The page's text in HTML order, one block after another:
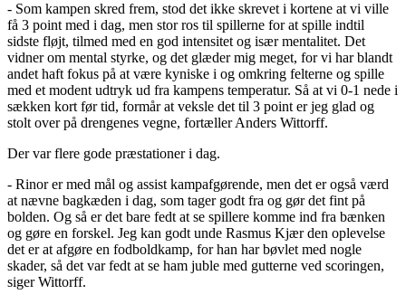
- Som kampen skred frem, stod det ikke skrevet i kortene at vi ville
få 3 point med i dag, men stor ros til spillerne for at spille indtil
sidste fløjt, tilmed med en god intensitet og især mentalitet. Det
vidner om mental styrke, og det glæder mig meget, for vi har blandt
andet haft fokus på at være kyniske i og omkring felterne og spille
med et modent udtryk ud fra kampens temperatur. Så at vi 0-1 nede i
sækken kort før tid, formår at veksle det til 3 point er jeg glad og
stolt over på drengenes vegne, fortæller Anders Wittorff.
Der var flere gode præstationer i dag.
- Rinor er med mål og assist kampafgørende, men det er også værd
at nævne bagkæden i dag, som tager godt fra og gør det fint på
bolden. Og så er det bare fedt at se spillere komme ind fra bænken
og gøre en forskel. Jeg kan godt unde Rasmus Kjær den oplevelse
det er at afgøre en fodboldkamp, for han har bøvlet med nogle
skader, så det var fedt at se ham juble med gutterne ved scoringen,
siger Wittorff.